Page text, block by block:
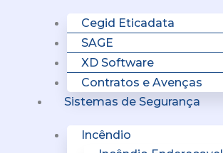
Cegid Eticadata
SAGE
XD Software
Contratos e Avenças
Sistemas de Segurança
Incêndio